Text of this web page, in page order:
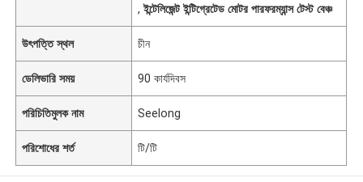
,ইন্টেলিজেন্ট ইন্টিগ্রেটেড মোটর পারফরম্যান্স টেস্ট বেঞ্চ
উৎপত্তি স্থল চীন
ডেলিভারি সময় 90 কার্যদিবস
পরিচিতিমুলক নাম Seelong
পরিশোধের শর্ত টি/টি